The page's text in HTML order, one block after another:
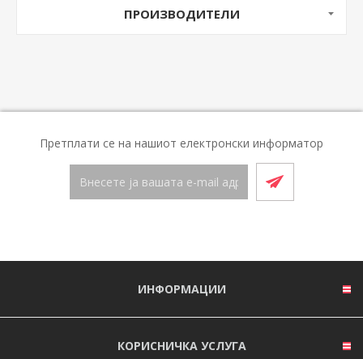
ПРОИЗВОДИТЕЛИ
Претплати се на нашиот електронски информатор
ИНФОРМАЦИИ
КОРИСНИЧКА УСЛУГА